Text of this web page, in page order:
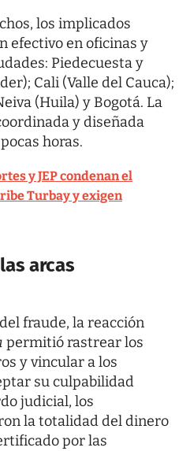
los implicados
efectivo en oficinas y
Piedecuesta y
Cali (Valle del Cauca);
(Huila) y Bogotá. La
y diseñada
horas.
y JEP condenan el
Turbay y exigen
arcas
fraude, la reacción
permitió rastrear los
y vincular a los
su culpabilidad
judicial, los
la totalidad del dinero
por las